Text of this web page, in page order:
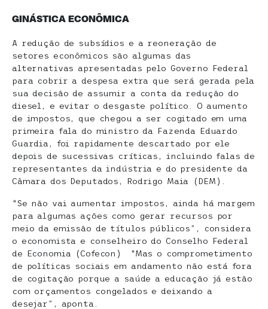
GINÁSTICA ECONÔMICA
A redução de subsídios e a reoneração de
setores econômicos são algumas das
alternativas apresentadas pelo Governo Federal
para cobrir a despesa extra que será gerada pela
sua decisão de assumir a conta da redução do
diesel, e evitar o desgaste político. O aumento
de impostos, que chegou a ser cogitado em uma
primeira fala do ministro da Fazenda Eduardo
Guardia, foi rapidamente descartado por ele
depois de sucessivas críticas, incluindo falas de
representantes da indústria e do presidente da
Câmara dos Deputados, Rodrigo Maia (DEM).
“Se não vai aumentar impostos, ainda há margem
para algumas ações como gerar recursos por
meio da emissão de títulos públicos”, considera
o economista e conselheiro do Conselho Federal
de Economia (Cofecon) “Mas o comprometimento
de políticas sociais em andamento não está fora
de cogitação porque a saúde a educação já estão
com orçamentos congelados e deixando a
desejar”, aponta.